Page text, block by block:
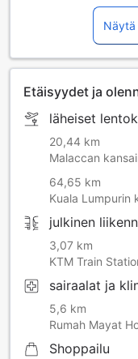
Näytä
Etäisyydet ja
läheiset
20,44 km
Malaccan
64,65 km
Kuala Lumpurin
julkinen
3,07 km
KTM Train
sairaalat ja
5,6 km
Rumah Mayat
Shoppailu